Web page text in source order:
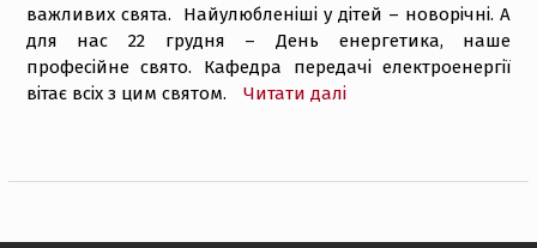
важливих свята. Найулюбленіші у дітей – новорічні. А
для нас 22 грудня – День енергетика, наше
професійне свято. Кафедра передачі електроенергії
вітає всіх з цим святом.
Читати далі